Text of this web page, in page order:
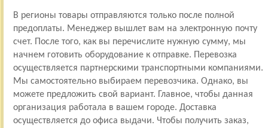
В регионы товары отправляются только после полной
предоплаты. Менеджер вышлет вам на электронную почту
счет. После того, как вы перечислите нужную сумму, мы
начнем готовить оборудование к отправке. Перевозка
осуществляется партнерскими транспортными компаниями.
Мы самостоятельно выбираем перевозчика. Однако, вы
можете предложить свой вариант. Главное, чтобы данная
организация работала в вашем городе. Доставка
осуществляется до офиса выдачи. Чтобы получить заказ,